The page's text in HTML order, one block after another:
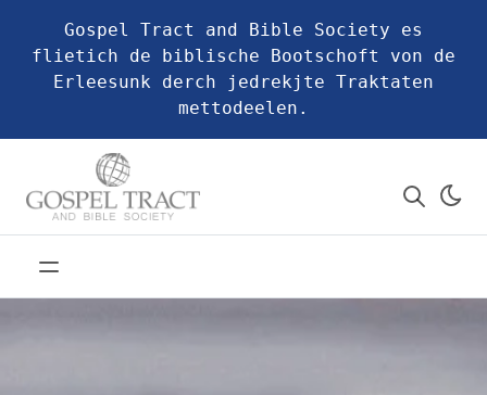
Gospel Tract and Bible Society es
flietich de biblische Bootschoft von de
Erleesunk derch jedrekjte Traktaten
mettodeelen.